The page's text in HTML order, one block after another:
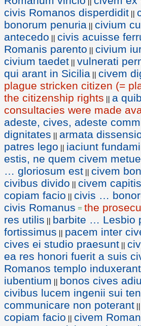
civis Romanos disperdidit ||
bonorum penuria || civium
antecedo || civis acuisse
Romanis parento || civium
civium taedet || vulnerati
qui arant in Sicilia || civem
plague stricken citizen (=
the citizenship rights || a
consultacies were made
adeste, cives, adeste
dignitates || armata
patres lego || iaciunt
estis, ne quem civem
… gloriosum est || civem
civibus divido || civem
copiam facio || civis …
civis Romanus = the
res utilis || barbite … Lesbio
fortissimus || pacem inter
cives ei studio praesunt ||
ea res honori fuerit a suis
Romanos templo induxerant
iubentium || bonos cives
civibus lucem ingenii sui
communicare non poterant ||
copiam facio || civem